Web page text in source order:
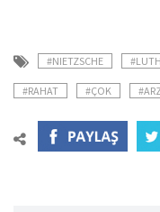
#NIETZSCHE
#RAHAT #ÇOK